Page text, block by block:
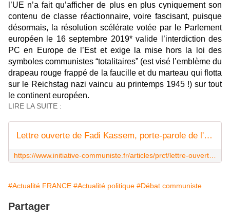
l’UE n’a fait qu’afficher de plus en plus cyniquement son
contenu de classe réactionnaire, voire fascisant, puisque
désormais, la résolution scélérate votée par le Parlement
européen le 16 septembre 2019* valide l’interdiction des
PC en Europe de l’Est et exige la mise hors la loi des
symboles communistes “totalitaires” (est visé l’emblème du
drapeau rouge frappé de la faucille et du marteau qui flotta
sur le Reichstag nazi vaincu au printemps 1945 !) sur tout
le continent européen.
LIRE LA SUITE :
Lettre ouverte de Fadi Kassem, porte-parole de l'alternative rouge-tricolore portée par le PRCF, au camarade Fabien Roussel - INITIATIVE COMMUNISTE
#Actualité FRANCE #Actualité politique #Débat communiste
Partager